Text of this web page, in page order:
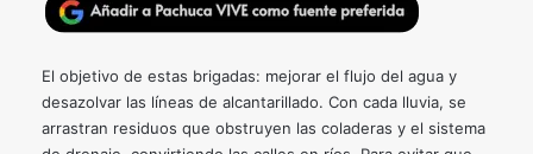
El objetivo de estas brigadas: mejorar el flujo del agua y
desazolvar las líneas de alcantarillado. Con cada lluvia, se
arrastran residuos que obstruyen las coladeras y el sistema